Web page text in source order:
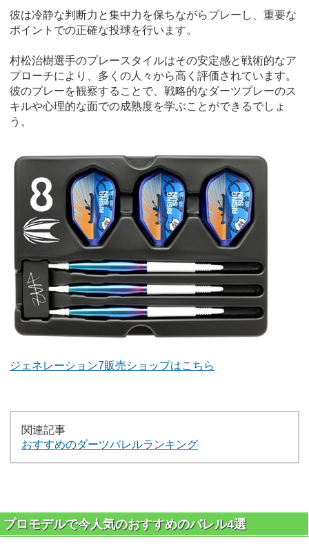
彼は冷静な判断力と集中力を保ちながらプレーし、重要な
ポイントでの正確な投球を行います。
村松治樹選手のプレースタイルはその安定感と戦術的なア
プローチにより、多くの人々から高く評価されています。
彼のプレーを観察することで、戦略的なダーツプレーのス
キルや心理的な面での成熟度を学ぶことができるでしょ
う。
ジェネレーション7販売ショップはこちら
関連記事
おすすめのダーツバレルランキング
プロモデルで今人気のおすすめのバレル4選